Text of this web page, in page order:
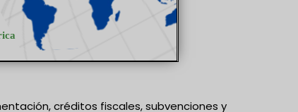
créditos fiscales, subvenciones y